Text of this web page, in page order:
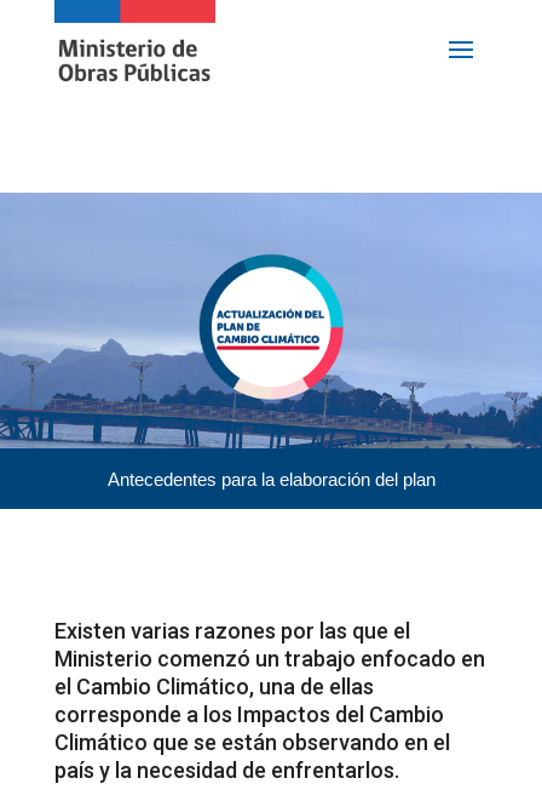
Antecedentes para la elaboración del plan
Existen varias razones por las que el
Ministerio comenzó un trabajo enfocado en
el Cambio Climático, una de ellas
corresponde a los Impactos del Cambio
Climático que se están observando en el
país y la necesidad de enfrentarlos.